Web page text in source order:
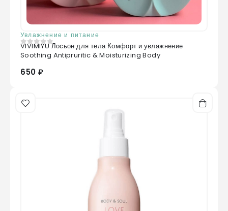
Увлажнение и питание
0 из 5
VIVIMIYU Лосьон для тела Комфорт и увлажнение
Soothing Antipruritic & Moisturizing Body
650 ₽